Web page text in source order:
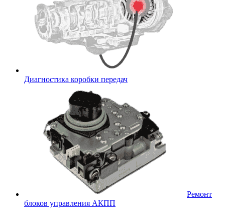
Диагностика коробки передач
Ремонт
блоков управления АКПП